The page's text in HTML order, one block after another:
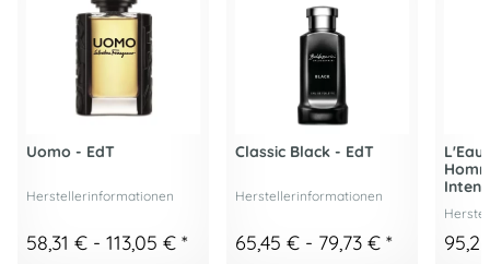
Uomo - EdT
Herstellerinformationen
58,31 € - 113,05 € *
Classic Black - EdT
Herstellerinformationen
65,45 € - 79,73 € *
L'Eau